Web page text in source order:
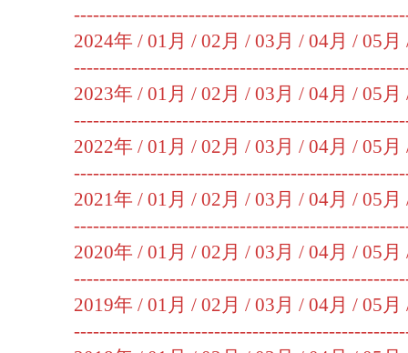
2024年 / 01月 / 02月 / 03月 / 04月 / 05月
2023年 / 01月 / 02月 / 03月 / 04月 / 05月
2022年 / 01月 / 02月 / 03月 / 04月 / 05月
2021年 / 01月 / 02月 / 03月 / 04月 / 05月
2020年 / 01月 / 02月 / 03月 / 04月 / 05月
2019年 / 01月 / 02月 / 03月 / 04月 / 05月